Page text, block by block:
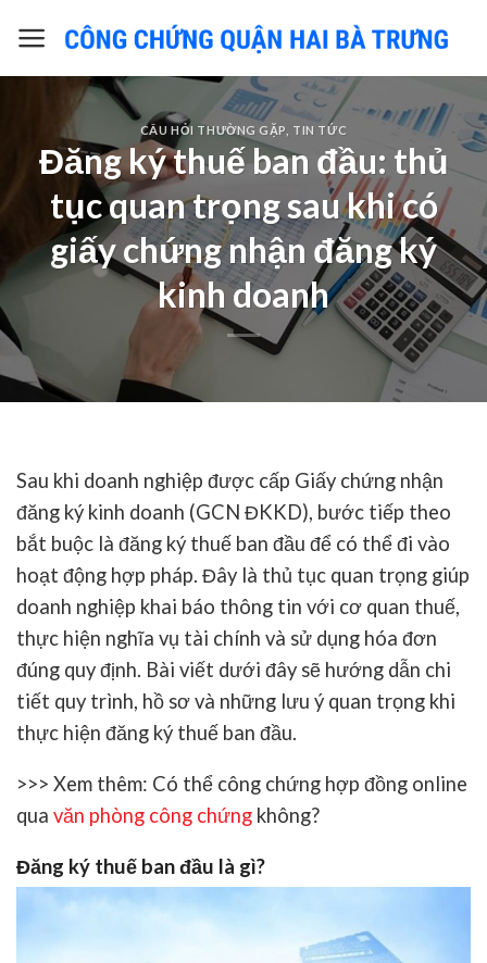
CÂU HỎI THƯỜNG GẶP TIN TỨC
Đăng ký thuế ban đầu: thủ
tục quan trọng sau khi có
giấy chứng nhận đăng ký
kinh doanh
Sau khi doanh nghiệp được cấp Giấy chứng nhận
đăng ký kinh doanh (GCN ĐKKD), bước tiếp theo
bắt buộc là đăng ký thuế ban đầu để có thể đi vào
hoạt động hợp pháp. Đây là thủ tục quan trọng giúp
doanh nghiệp khai báo thông tin với cơ quan thuế,
thực hiện nghĩa vụ tài chính và sử dụng hóa đơn
đúng quy định. Bài viết dưới đây sẽ hướng dẫn chi
tiết quy trình, hồ sơ và những lưu ý quan trọng khi
thực hiện đăng ký thuế ban đầu.
>>> Xem thêm: Có thể công chứng hợp đồng online
qua văn phòng công chứng không?
Đăng ký thuế ban đầu là gì?